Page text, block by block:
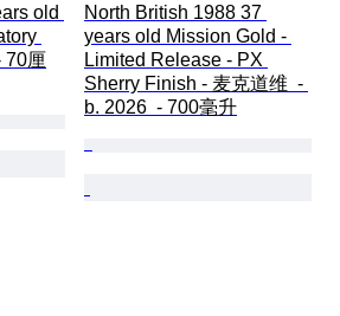
old
70厘
North British 1988 37
years old Mission Gold -
Limited Release - PX
Sherry Finish - 麦克道维  -
b. 2026  - 700毫升